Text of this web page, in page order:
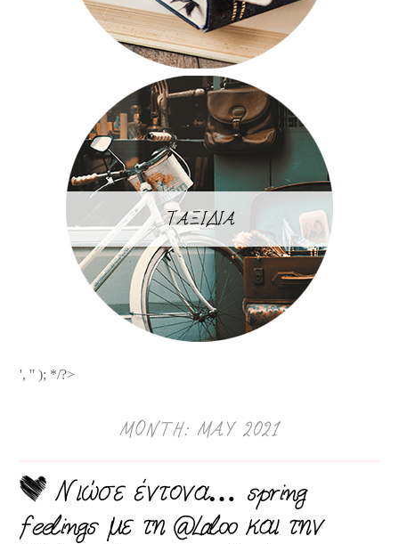
ΤΑΞΙΔΙΑ
', '' ); */?>
MONTH: MAY 2021
Νιώσε έντονα… spring
feelings με τη @Laloo και την